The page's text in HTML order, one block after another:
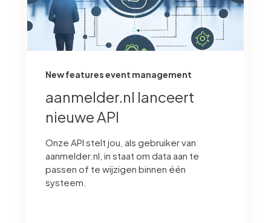
New features event management
aanmelder.nl lanceert
nieuwe API
Onze API stelt jou, als gebruiker van
aanmelder.nl, in staat om data aan te
passen of te wijzigen binnen één
systeem.